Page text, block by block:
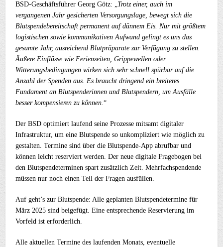
BSD-Geschäftsführer Georg Götz: „Trotz einer, auch im
vergangenen Jahr gesicherten Versorgungslage, bewegt sich die
Blutspendebereitschaft permanent auf dünnem Eis. Nur mit größtem
logistischen sowie kommunikativen Aufwand gelingt es uns das
gesamte Jahr, ausreichend Blutpräparate zur Verfügung zu stellen.
Äußere Einflüsse wie Ferienzeiten, Grippewellen oder
Witterungsbedingungen wirken sich sehr schnell spürbar auf die
Anzahl der Spenden aus. Es braucht dringend ein breiteres
Fundament an Blutspenderinnen und Blutspendern, um Ausfälle
besser kompensieren zu können.“
Der BSD optimiert laufend seine Prozesse mitsamt digitaler
Infrastruktur, um eine Blutspende so unkompliziert wie möglich zu
gestalten. Termine sind über die Blutspende-App abrufbar und
können leicht reserviert werden. Der neue digitale Fragebogen bei
den Blutspendeterminen spart zusätzlich Zeit. Mehrfachspendende
müssen nur noch einen Teil der Fragen ausfüllen.
Auf geht’s zur Blutspende: Alle geplanten Blutspendetermine für
März 2025 sind beigefügt. Eine entsprechende Reservierung im
Vorfeld ist erforderlich.
Alle aktuellen Termine des laufenden Monats, eventuelle